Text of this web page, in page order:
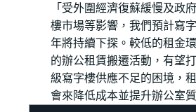
「受外圍經濟復蘇緩慢及政
樓市場等影響，我們預計寫
年將持續下探。較低的租金
的辦公租賃搬遷活動，有望
級寫字樓供應不足的困境，
會來降低成本並提升辦公室質